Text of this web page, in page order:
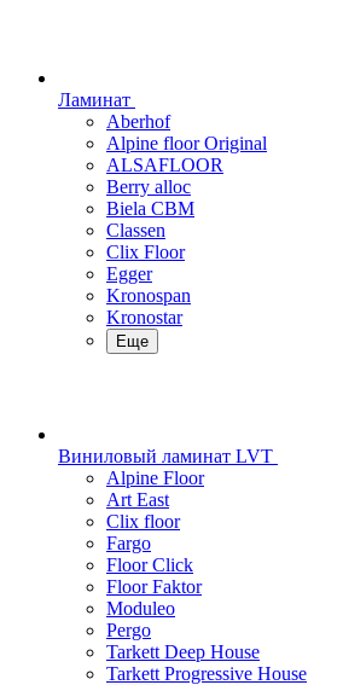
Ламинат
Aberhof
Alpine floor Original
ALSAFLOOR
Berry alloc
Biela CBM
Classen
Clix Floor
Egger
Kronospan
Kronostar
Еще
Виниловый ламинат LVT
Alpine Floor
Art East
Clix floor
Fargo
Floor Click
Floor Faktor
Moduleo
Pergo
Tarkett Deep House
Tarkett Progressive House